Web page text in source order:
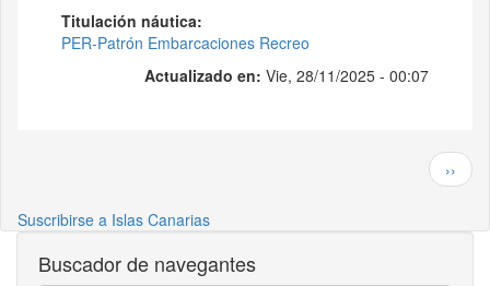
Titulación náutica
PER-Patrón Embarcaciones Recreo
Actualizado en: Vie, 28/11/2025 - 00:07
››
Suscribirse a Islas Canarias
Buscador de navegantes